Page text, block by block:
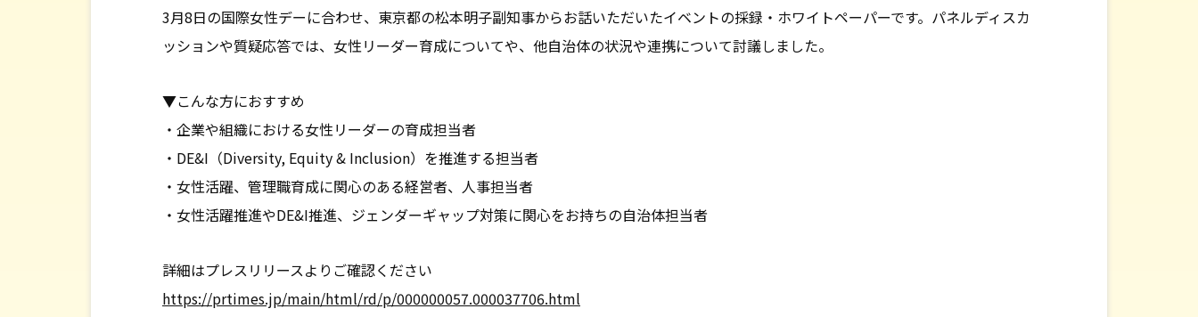
3月8日の国際女性デーに合わせ、東京都の松本明子副知事からお話いただいたイベントの採録・ホワイトペーパーです。パネルディスカ
ッションや質疑応答では、女性リーダー育成についてや、他自治体の状況や連携について討議しました。
▼こんな方におすすめ
・企業や組織における女性リーダーの育成担当者
・DE&I（Diversity, Equity & Inclusion）を推進する担当者
・女性活躍、管理職育成に関心のある経営者、人事担当者
・女性活躍推進やDE&I推進、ジェンダーギャップ対策に関心をお持ちの自治体担当者
詳細はプレスリリースよりご確認ください
https://prtimes.jp/main/html/rd/p/000000057.000037706.html